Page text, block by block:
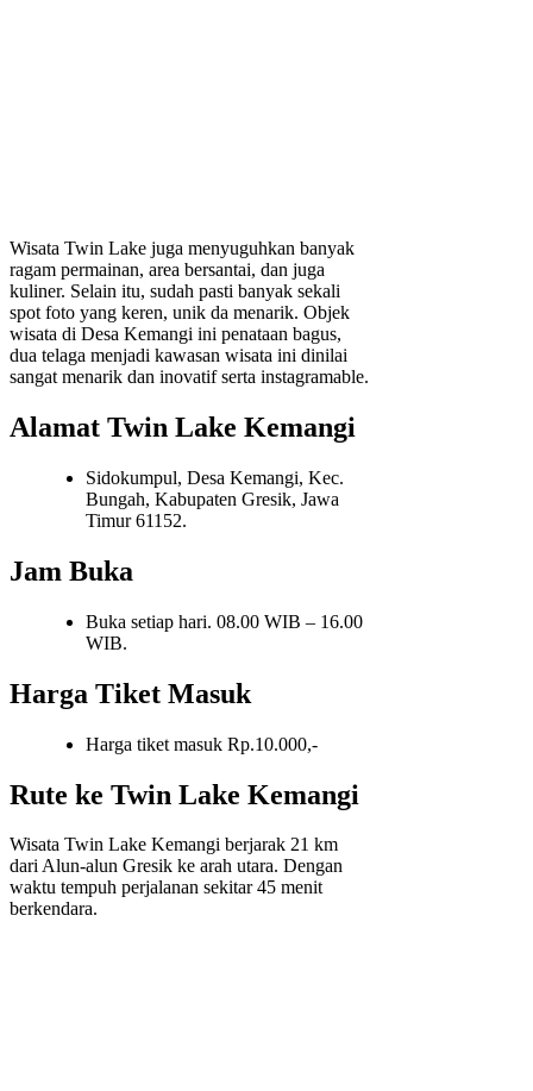
Wisata Twin Lake juga menyuguhkan banyak
ragam permainan, area bersantai, dan juga
kuliner. Selain itu, sudah pasti banyak sekali
spot foto yang keren, unik da menarik. Objek
wisata di Desa Kemangi ini penataan bagus,
dua telaga menjadi kawasan wisata ini dinilai
sangat menarik dan inovatif serta instagramable.
Alamat Twin Lake Kemangi
Sidokumpul, Desa Kemangi, Kec.
Bungah, Kabupaten Gresik, Jawa
Timur 61152.
Jam Buka
Buka setiap hari. 08.00 WIB – 16.00
WIB.
Harga Tiket Masuk
Harga tiket masuk Rp.10.000,-
Rute ke Twin Lake Kemangi
Wisata Twin Lake Kemangi berjarak 21 km
dari Alun-alun Gresik ke arah utara. Dengan
waktu tempuh perjalanan sekitar 45 menit
berkendara.